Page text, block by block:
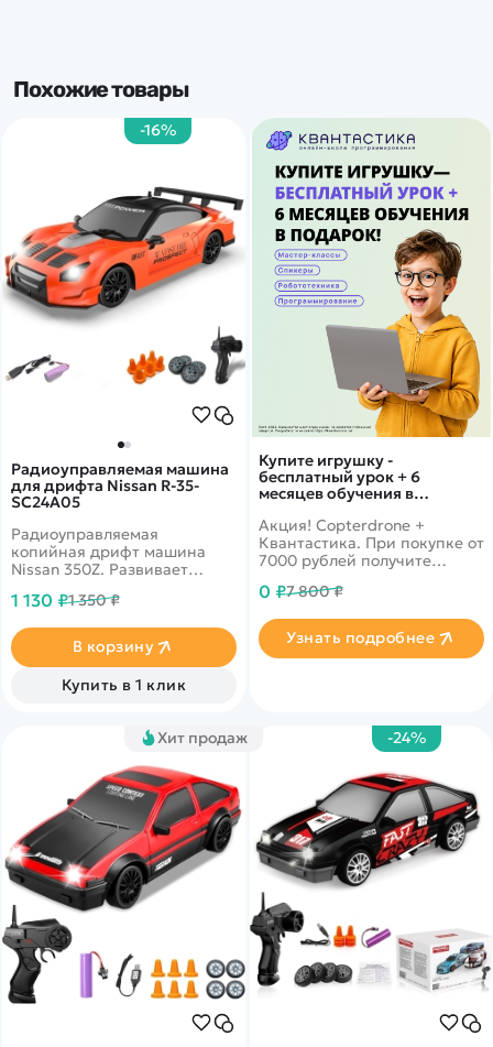
Похожие товары
Купите игрушку -
бесплатный урок + 6
месяцев обучения в
Акция! Copterdrone +
Квантастика. При покупке от
7000 рублей получите
нашего партнера
0 ₽7 800 ₽
Узнать подробнее
-16%
Радиоуправляемая машина
для дрифта Nissan R-35-
SC24A05
Радиоуправляемая
копийная дрифт машина
Nissan 350Z. Развивает
комплекте присутствуют
Светодиодные фары.
Ёмкость аккумулятора 500
1 130 ₽1 350 ₽
В корзину
Купить в 1 клик
Хит продаж -24%